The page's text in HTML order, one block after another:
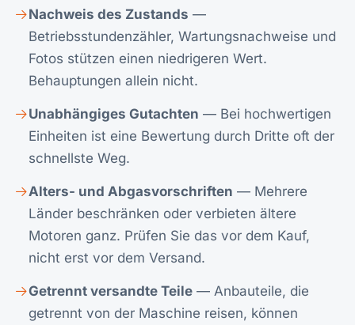
Nachweis des Zustands —
Betriebsstundenzähler, Wartungsnachweise und
Fotos stützen einen niedrigeren Wert.
Behauptungen allein nicht.
Unabhängiges Gutachten — Bei hochwertigen
Einheiten ist eine Bewertung durch Dritte oft der
schnellste Weg.
Alters- und Abgasvorschriften — Mehrere
Länder beschränken oder verbieten ältere
Motoren ganz. Prüfen Sie das vor dem Kauf,
nicht erst vor dem Versand.
Getrennt versandte Teile — Anbauteile, die
getrennt von der Maschine reisen, können